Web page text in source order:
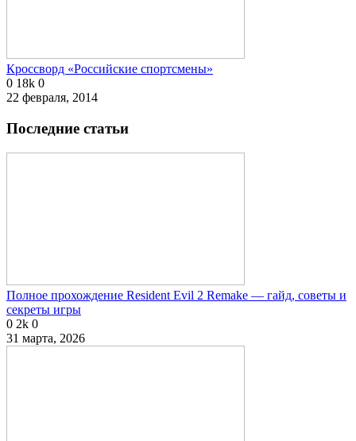
Кроссворд «Российские спортсмены»
0 18k 0
22 февраля, 2014
Последние статьи
Полное прохождение Resident Evil 2 Remake — гайд, советы и
секреты игры
0 2k 0
31 марта, 2026